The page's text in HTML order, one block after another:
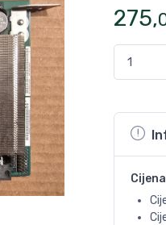
275,
Cijena